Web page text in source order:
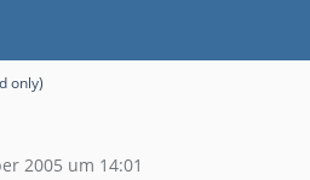
only)
2005 um 14:01